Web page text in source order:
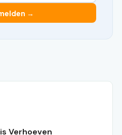
→
Verhoeven